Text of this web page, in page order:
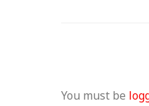
You must be